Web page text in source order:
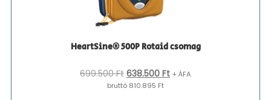
HeartSine® 500P Rotaid csomag
699.500Ft Original
price
638.500 FtCurrent
+ ÁFA
bruttó 810.895 Ft